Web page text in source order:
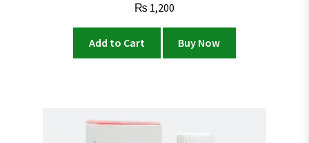
₨ 1,200
Add to Cart Buy Now